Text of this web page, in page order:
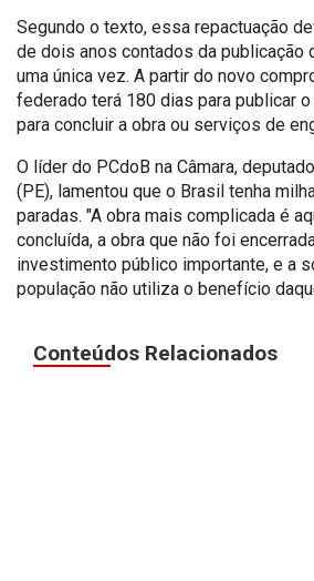
Segundo o texto, essa repactuação
de dois anos contados da publicação
uma única vez. A partir do novo
federado terá 180 dias para publicar
para concluir a obra ou serviços de
O líder do PCdoB na Câmara,
(PE), lamentou que o Brasil tenha
paradas. "A obra mais complicada é
concluída, a obra que não foi
investimento público importante, e a
população não utiliza o benefício
Conteúdos Relacionados